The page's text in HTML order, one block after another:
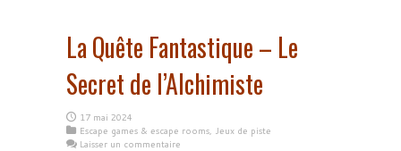
La Quête Fantastique – Le
Secret de l’Alchimiste
17 mai 2024
Escape games & escape rooms, Jeux de piste
Laisser un commentaire